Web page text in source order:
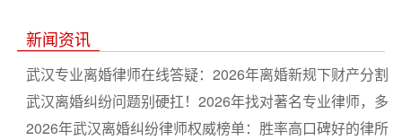
新闻资讯
武汉专业离婚律师在线答疑：2026年离婚新规下财产分割
与子女抚养权争取全流程指南
武汉离婚纠纷问题别硬扛！2026年找对著名专业律师，多
分财产争取抚养权更省心
2026年武汉离婚纠纷律师权威榜单：胜率高口碑好的律所